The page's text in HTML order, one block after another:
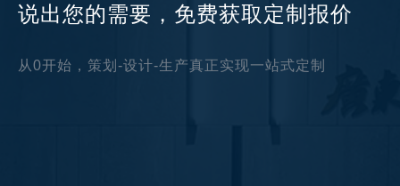
说出您的需要，免费获取定制报价
从0开始，策划-设计-生产真正实现一站式定制